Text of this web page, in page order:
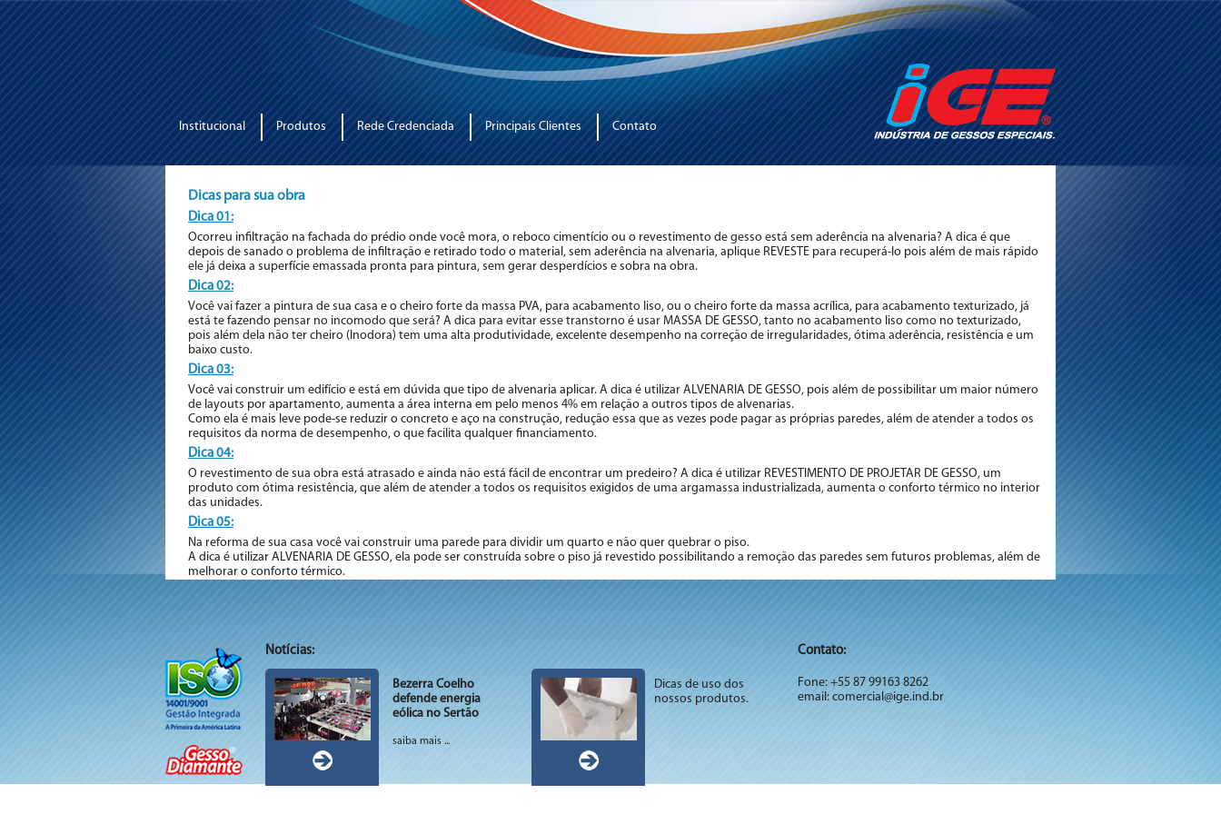
Institucional Produtos Rede Credenciada Principais Clientes Contato
Dicas para sua obra
Dica 01:
Ocorreu infiltração na fachada do prédio onde você mora, o reboco cimentício ou o revestimento de gesso está sem aderência na alvenaria? A dica é que
depois de sanado o problema de infiltração e retirado todo o material, sem aderência na alvenaria, aplique REVESTE para recuperá-lo pois além de mais rápido
ele já deixa a superfície emassada pronta para pintura, sem gerar desperdícios e sobra na obra.
Dica 02:
Você vai fazer a pintura de sua casa e o cheiro forte da massa PVA, para acabamento liso, ou o cheiro forte da massa acrílica, para acabamento texturizado, já
está te fazendo pensar no incomodo que será? A dica para evitar esse transtorno é usar MASSA DE GESSO, tanto no acabamento liso como no texturizado,
pois além dela não ter cheiro (Inodora) tem uma alta produtividade, excelente desempenho na correção de irregularidades, ótima aderência, resistência e um
baixo custo.
Dica 03:
Você vai construir um edifício e está em dúvida que tipo de alvenaria aplicar. A dica é utilizar ALVENARIA DE GESSO, pois além de possibilitar um maior número
de layouts por apartamento, aumenta a área interna em pelo menos 4% em relação a outros tipos de alvenarias.
Como ela é mais leve pode-se reduzir o concreto e aço na construção, redução essa que as vezes pode pagar as próprias paredes, além de atender a todos os
requisitos da norma de desempenho, o que facilita qualquer financiamento.
Dica 04:
O revestimento de sua obra está atrasado e ainda não está fácil de encontrar um predeiro? A dica é utilizar REVESTIMENTO DE PROJETAR DE GESSO, um
produto com ótima resistência, que além de atender a todos os requisitos exigidos de uma argamassa industrializada, aumenta o conforto térmico no interior
das unidades.
Dica 05:
Na reforma de sua casa você vai construir uma parede para dividir um quarto e não quer quebrar o piso.
A dica é utilizar ALVENARIA DE GESSO, ela pode ser construída sobre o piso já revestido possibilitando a remoção das paredes sem futuros problemas, além de
melhorar o conforto térmico.
Notícias:
Bezerra Coelho
defende energia
eólica no Sertão
saiba mais ...
Dicas de uso dos
nossos produtos.
Contato:
Fone: +55 87 99163 8262
email: comercial@ige.ind.br